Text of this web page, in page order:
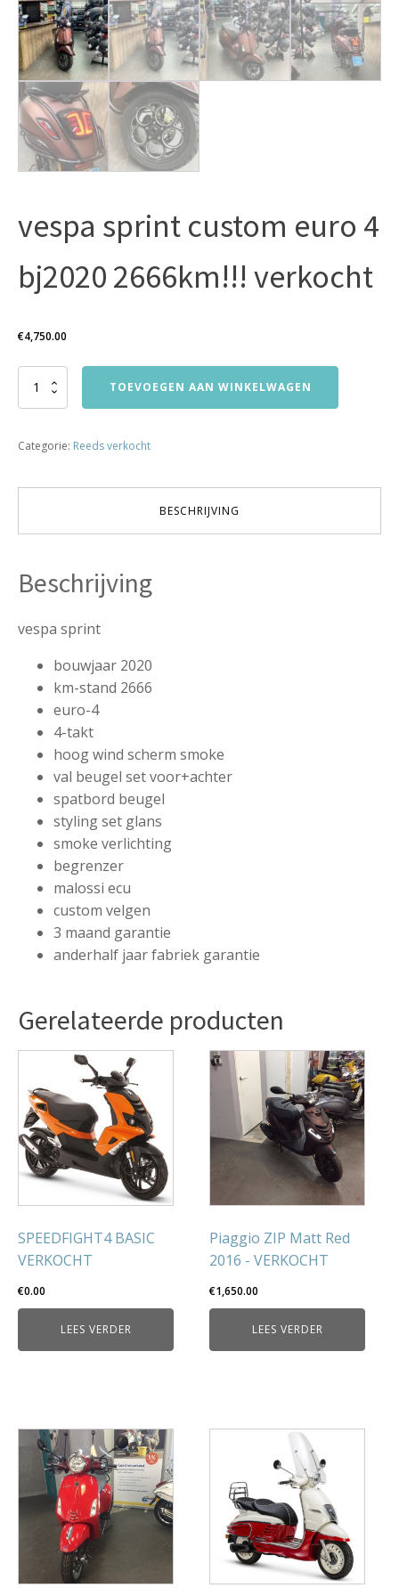
vespa sprint custom euro 4
bj2020 2666km!!! verkocht
€4,750.00
vespa
4
TOEVOEGEN AAN WINKELWAGEN
Categorie: Reeds verkocht
BESCHRIJVING
Beschrijving
vespa sprint
bouwjaar 2020
km-stand 2666
euro-4
4-takt
hoog wind scherm smoke
val beugel set voor+achter
spatbord beugel
styling set glans
smoke verlichting
begrenzer
malossi ecu
custom velgen
3 maand garantie
anderhalf jaar fabriek garantie
Gerelateerde producten
SPEEDFIGHT4 BASIC
VERKOCHT
€0.00
LEES VERDER
Piaggio ZIP Matt Red
2016 - VERKOCHT
€1,650.00
LEES VERDER